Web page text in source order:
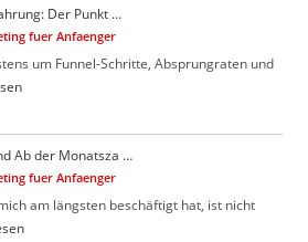
Der Punkt …
fuer Anfaenger
um Funnel-Schritte, Absprungraten und
Ab der Monatsza …
fuer Anfaenger
am längsten beschäftigt hat, ist nicht